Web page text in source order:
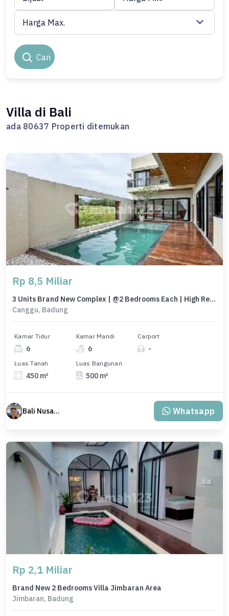
Cari
Harga Max.
Villa di Bali
ada 80637 Properti ditemukan
Rp 8,5 Miliar
3 Units Brand New Complex | @2 Bedrooms Each | High Rental Potential
Canggu, Badung
Kamar Tidur
6
Kamar Mandi
6
Carport
-
Luas Tanah
450 m²
Luas Bangunan
500 m²
Bali Nusantara Travel Whatsapp
Rp 2,1 Miliar
Brand New 2 Bedrooms Villa Jimbaran Area
Jimbaran, Badung